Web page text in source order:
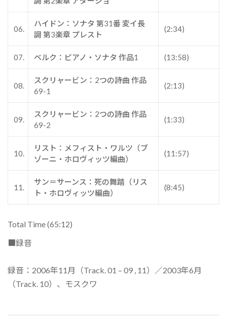
06.
ハイドン：ソナタ 第31番 変イ長
調 第3楽章 プレスト
(2:34)
07. ベルク：ピアノ・ソナタ 作品1 (13:58)
08.
スクリャービン：2つの詩曲 作品
69-1
(2:13)
09.
スクリャービン：2つの詩曲 作品
69-2
(1:33)
10.
リスト：メフィスト・ワルツ（ブ
ゾーニ・ホロヴィッツ編曲）
(11:57)
11.
サン＝サーンス：死の舞踏（リス
ト・ホロヴィッツ編曲）
(8:45)
Total Time (65:12)
■録音
録音：2006年11月（Track. 01 – 09 , 11）／2003年6月
（Track. 10）、モスクワ